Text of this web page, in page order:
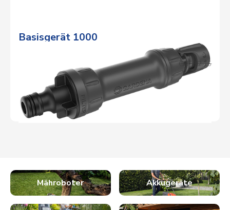
Basisgerät 1000
CHF 20.95
CHF 22.95
Mähroboter Akkugeräte